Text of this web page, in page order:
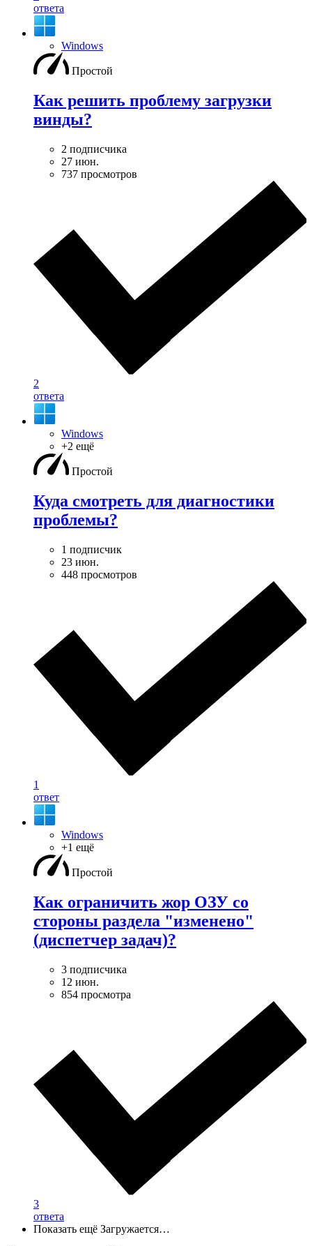
ответа
Windows
Простой
Как решить проблему загрузки
винды?
2 подписчика
27 июн.
737 просмотров
2
ответа
Windows
+2 ещё
Простой
Куда смотреть для диагностики
проблемы?
1 подписчик
23 июн.
448 просмотров
1
ответ
Windows
+1 ещё
Простой
Как ограничить жор ОЗУ со
стороны раздела "изменено"
(диспетчер задач)?
3 подписчика
12 июн.
854 просмотра
3
ответа
Показать ещё Загружается…